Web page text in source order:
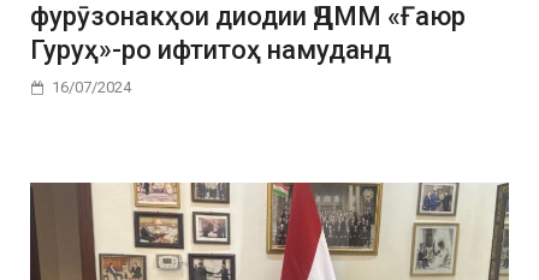
фурӯзонакҳои диодии ҶДММ «Ғаюр
Гуруҳ»-ро ифтитоҳ намуданд
16/07/2024